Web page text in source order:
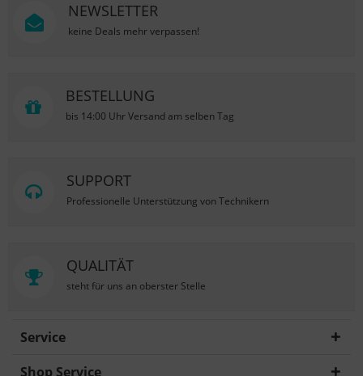
NEWSLETTER
keine Deals mehr verpassen!
BESTELLUNG
bis 14:00 Uhr Versand am selben Tag
SUPPORT
Professionelle Unterstützung von Technikern
QUALITÄT
steht für uns an oberster Stelle
Service
Shop Service